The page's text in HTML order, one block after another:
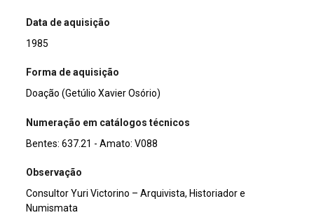
Data de aquisição
1985
Forma de aquisição
Doação (Getúlio Xavier Osório)
Numeração em catálogos técnicos
Bentes: 637.21 - Amato: V088
Observação
Consultor Yuri Victorino – Arquivista, Historiador e
Numismata